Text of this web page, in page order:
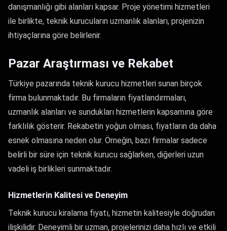
danışmanlığı gibi alanları kapsar. Proje yönetimi hizmetleri
ile birlikte, teknik kurucuların uzmanlık alanları, projenizin
ihtiyaçlarına göre belirlenir.
Pazar Araştırması ve Rekabet
Türkiye pazarında teknik kurucu hizmetleri sunan birçok
firma bulunmaktadır. Bu firmaların fiyatlandırmaları,
uzmanlık alanları ve sundukları hizmetlerin kapsamına göre
farklılık gösterir. Rekabetin yoğun olması, fiyatların da daha
esnek olmasına neden olur. Örneğin, bazı firmalar sadece
belirli bir süre için teknik kurucu sağlarken, diğerleri uzun
vadeli iş birlikleri sunmaktadır.
Hizmetlerin Kalitesi ve Deneyim
Teknik kurucu kiralama fiyatı, hizmetin kalitesiyle doğrudan
ilişkilidir. Deneyimli bir uzman, projelerinizi daha hızlı ve etkili